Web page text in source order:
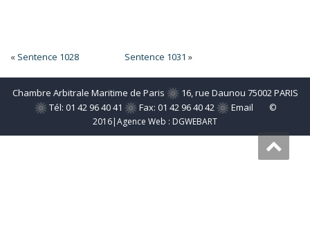
« Sentence 1028 Sentence 1031 »
Chambre Arbitrale Maritime de Paris
16, rue Daunou 75002 PARIS
Tél: 01 42 96 40 41
Fax: 01 42 96 40 42 Email
©
2016|Agence Web : DGWEBART